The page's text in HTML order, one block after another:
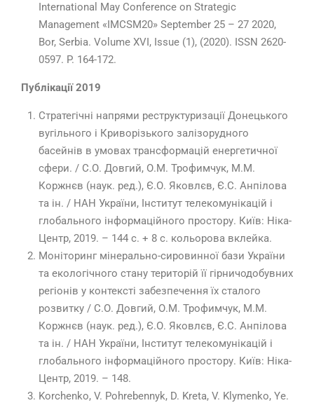
International May Conference on Strategic
Management «IMCSM20» September 25 – 27 2020,
Bor, Serbia. Volume XVI, Issue (1), (2020). ISSN 2620-
0597. P. 164-172.
Публікації 2019
Стратегічні напрями реструктуризації Донецького
вугільного і Криворізького залізорудного
басейнів в умовах трансформацій енергетичної
сфери. / С.О. Довгий, О.М. Трофимчук, М.М.
Коржнєв (наук. ред.), Є.О. Яковлєв, Є.С. Анпілова
та ін. / НАН України, Інститут телекомунікацій і
глобального інформаційного простору. Київ: Ніка-
Центр, 2019. – 144 с. + 8 с. кольорова вклейка.
Моніторинг мінерально-сировинної бази України
та екологічного стану територій її гірничодобувних
регіонів у контексті забезпечення їх сталого
розвитку / С.О. Довгий, О.М. Трофимчук, М.М.
Коржнєв (наук. ред.), Є.О. Яковлєв, Є.С. Анпілова
та ін. / НАН України, Інститут телекомунікацій і
глобального інформаційного простору. Київ: Ніка-
Центр, 2019. – 148.
Korchenko, V. Pohrebennyk, D. Kreta, V. Klymenko, Ye.